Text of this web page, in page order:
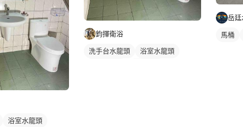
浴室水龍頭
鈞揮衛浴
洗手台水龍頭
浴室水龍頭
岳廷
馬桶